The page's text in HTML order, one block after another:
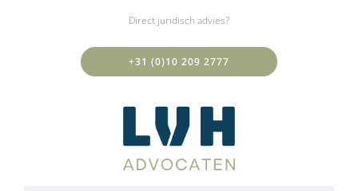
Direct juridisch advies?
+31 (0)10 209 2777